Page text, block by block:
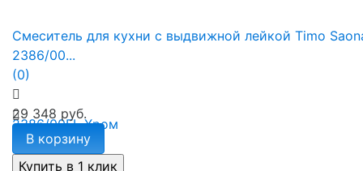
Смеситель для кухни с выдвижной лейкой Timo
2386/00...
(0)
29 348 руб.
В корзину